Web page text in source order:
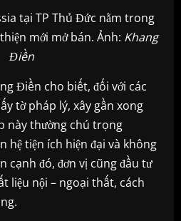
tại TP Thủ Đức nằm trong
mới mở bán. Ảnh: Khang
Điền
Điền cho biết, đối với các
tờ pháp lý, xây gần xong
này thường chú trọng
hệ tiện ích hiện đại và không
cạnh đó, đơn vị cũng đầu tư
liệu nội – ngoại thất, cách